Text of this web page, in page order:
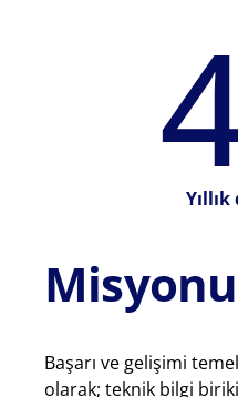
Başarı ve gelişimi
olarak; teknik bilgi